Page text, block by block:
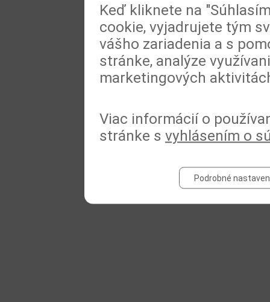
Keď kliknete na
cookie, vyjadrujete tým
vášho zariadenia a s
stránke, analýze
marketingových
Viac informácií o
stránke s vyhlásením o
Podrobné